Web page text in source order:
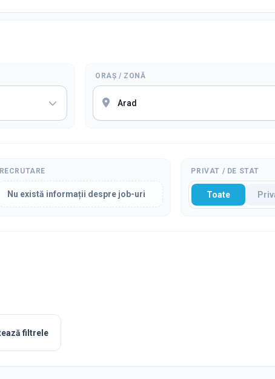
ORAȘ / ZONĂ
RECRUTARE
Nu există informații despre job-uri
PRIVAT / DE STAT
Toate
filtrele